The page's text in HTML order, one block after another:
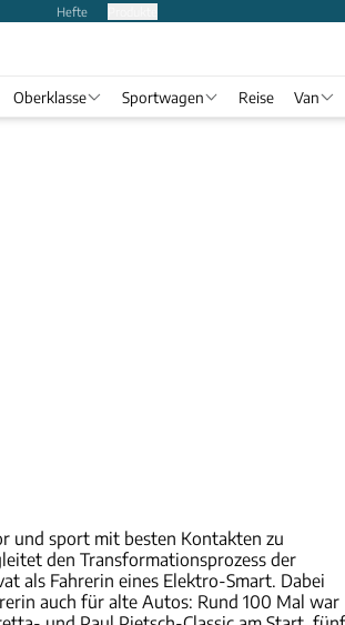
Hefte
Oberklasse Sportwagen Reise Van
und sport mit besten Kontakten zu
den Transformationsprozess der
als Fahrerin eines Elektro-Smart. Dabei
auch für alte Autos: Rund 100 Mal war